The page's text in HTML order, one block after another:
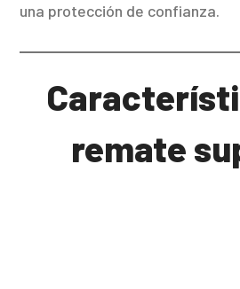
una protección de confianza.
remate